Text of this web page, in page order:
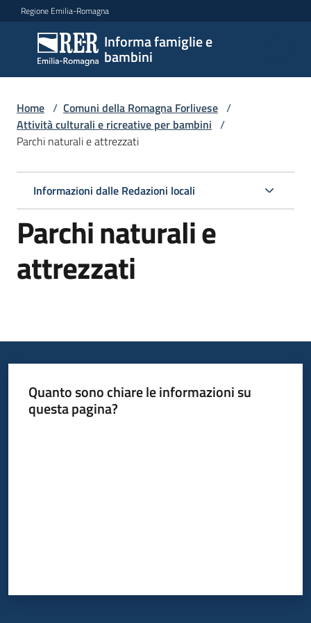
Vai al contenuto
Vai alla navigazione
Vai al footer
Regione Emilia-Romagna
Informa famiglie e
bambini
Informa
famiglie
e
bambini
per
Informazioni
Home / Comuni della Romagna Forlivese /
Attività culturali e ricreative per bambini /
Parchi naturali e attrezzati
Informazioni dalle Redazioni locali
Parchi naturali e
attrezzati
Quanto sono chiare le informazioni su
questa pagina?